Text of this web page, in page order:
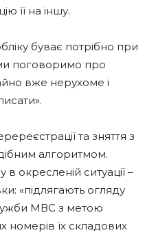
її на іншу.
буває потрібно при
ми поговоримо про
вже нерухоме і
та зняття з
алгоритмом.
окресленій ситуації –
«підлягають огляду
МВС з метою
номерів їх складових